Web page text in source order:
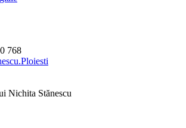
768
Nichita Stănescu